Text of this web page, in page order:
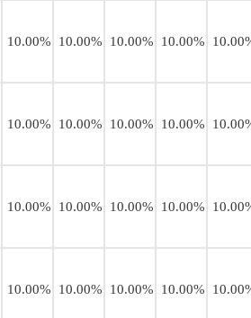
10.00% 10.00% 10.00% 10.00%
10.00% 10.00% 10.00% 10.00%
10.00% 10.00% 10.00% 10.00%
10.00% 10.00% 10.00% 10.00%